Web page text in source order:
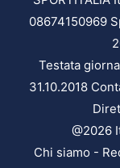
08674150969
Testata
31.10.2018
@2026
Chi siamo -